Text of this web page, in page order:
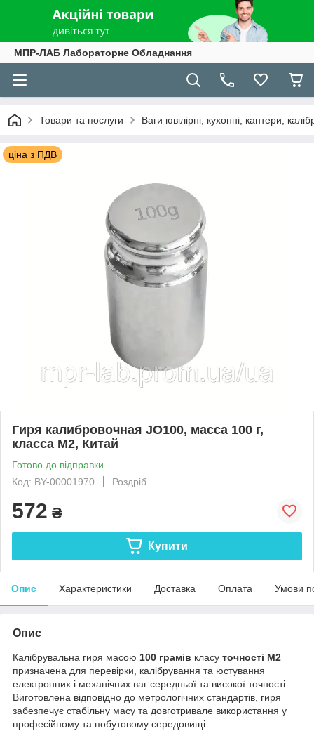
МПР-ЛАБ Лабораторне Обладнання
Товари та послуги Ваги ювілірні, кухонні, кантери,
ціна з ПДВ
Гиря калибровочная JO100, масса 100 г,
класса М2, Китай
Готово до відправки
Код: BY-00001970
Роздріб
572 ₴
Купити
Опис Характеристики Доставка Оплата Умови
Опис
Калібрувальна гиря масою 100 грамів класу точності M2
призначена для перевірки, калібрування та юстування
електронних і механічних ваг середньої та високої точності.
Виготовлена відповідно до метрологічних стандартів, гиря
забезпечує стабільну масу та довготривале використання у
професійному та побутовому середовищі.